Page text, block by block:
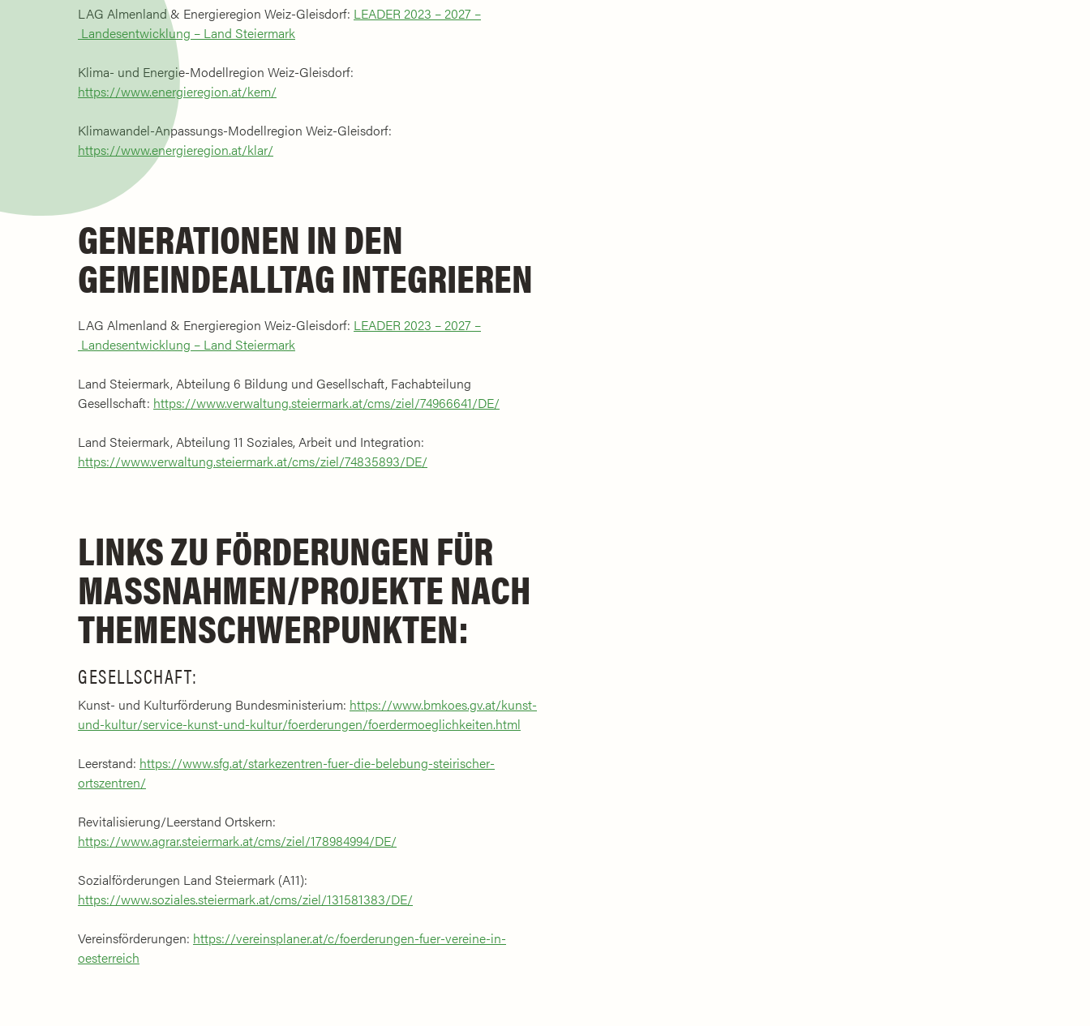
LAG Almenland & Energieregion Weiz-Gleisdorf: LEADER 2023 – 2027 –
Landesentwicklung – Land Steiermark
Klima- und Energie-Modellregion Weiz-Gleisdorf:
https://www.energieregion.at/kem/
Klimawandel-Anpassungs-Modellregion Weiz-Gleisdorf:
https://www.energieregion.at/klar/
GENERATIONEN IN DEN
GEMEINDEALLTAG INTEGRIEREN
LAG Almenland & Energieregion Weiz-Gleisdorf: LEADER 2023 – 2027 –
Landesentwicklung – Land Steiermark
Land Steiermark, Abteilung 6 Bildung und Gesellschaft, Fachabteilung
Gesellschaft: https://www.verwaltung.steiermark.at/cms/ziel/74966641/DE/
Land Steiermark, Abteilung 11 Soziales, Arbeit und Integration:
https://www.verwaltung.steiermark.at/cms/ziel/74835893/DE/
LINKS ZU FÖRDERUNGEN FÜR
MASSNAHMEN/PROJEKTE NACH T
HEMENSCHWERPUNKTEN:
GESELLSCHAFT:
Kunst- und Kulturförderung Bundesministerium: https://www.bmkoes.gv.at/kunst-
und-kultur/service-kunst-und-kultur/foerderungen/foerdermoeglichkeiten.html
Leerstand: https://www.sfg.at/starkezentren-fuer-die-belebung-steirischer-
ortszentren/
Revitalisierung/Leerstand Ortskern:
https://www.agrar.steiermark.at/cms/ziel/178984994/DE/
Sozialförderungen Land Steiermark (A11):
https://www.soziales.steiermark.at/cms/ziel/131581383/DE/
Vereinsförderungen: https://vereinsplaner.at/c/foerderungen-fuer-vereine-in-
oesterreich